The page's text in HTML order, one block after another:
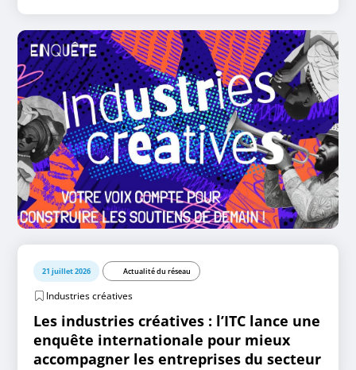
21 juillet 2026 Actualité du réseau
Industries créatives
Les industries créatives : l’ITC lance une
enquête internationale pour mieux
accompagner les entreprises du secteur